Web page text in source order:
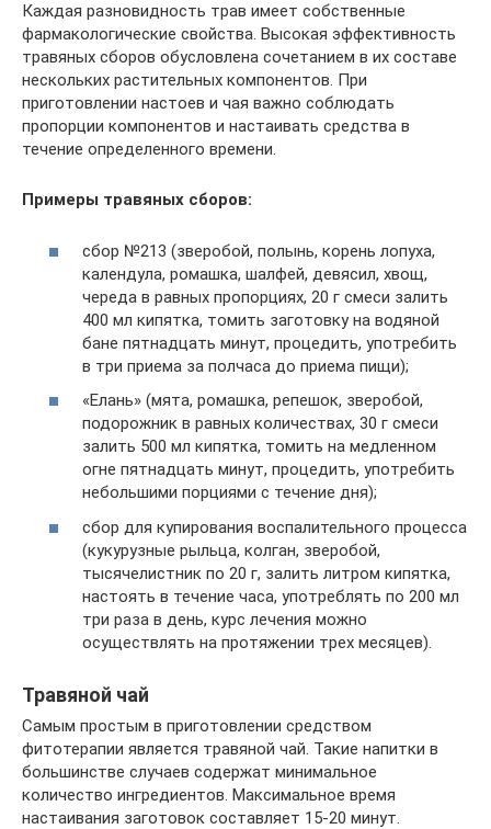
Каждая разновидность трав имеет собственные
фармакологические свойства. Высокая эффективность
травяных сборов обусловлена сочетанием в их составе
нескольких растительных компонентов. При
приготовлении настоев и чая важно соблюдать
пропорции компонентов и настаивать средства в
течение определенного времени.
Примеры травяных сборов:
сбор №213 (зверобой, полынь, корень лопуха,
календула, ромашка, шалфей, девясил, хвощ,
череда в равных пропорциях, 20 г смеси залить
400 мл кипятка, томить заготовку на водяной
бане пятнадцать минут, процедить, употребить
в три приема за полчаса до приема пищи);
«Елань» (мята, ромашка, репешок, зверобой,
подорожник в равных количествах, 30 г смеси
залить 500 мл кипятка, томить на медленном
огне пятнадцать минут, процедить, употребить
небольшими порциями с течение дня);
сбор для купирования воспалительного процесса
(кукурузные рыльца, колган, зверобой,
тысячелистник по 20 г, залить литром кипятка,
настоять в течение часа, употреблять по 200 мл
три раза в день, курс лечения можно
осуществлять на протяжении трех месяцев).
Травяной чай
Самым простым в приготовлении средством
фитотерапии является травяной чай. Такие напитки в
большинстве случаев содержат минимальное
количество ингредиентов. Максимальное время
настаивания заготовок составляет 15-20 минут.